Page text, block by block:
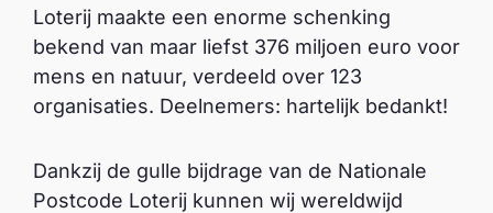
Loterij maakte een enorme schenking
bekend van maar liefst 376 miljoen euro voor
mens en natuur, verdeeld over 123
organisaties. Deelnemers: hartelijk bedankt!
Dankzij de gulle bijdrage van de Nationale
Postcode Loterij kunnen wij wereldwijd